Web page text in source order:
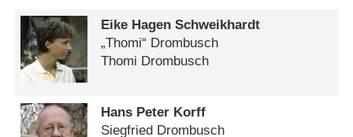
Eike Hagen Schweikhardt
„Thomi“ Drombusch
Thomi Drombusch
Hans Peter Korff
Siegfried Drombusch